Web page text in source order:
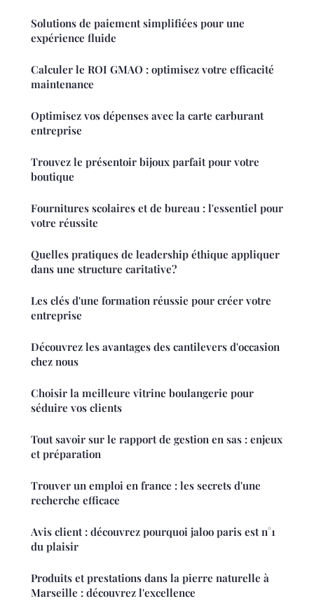
Solutions de paiement simplifiées pour une
expérience fluide
Calculer le ROI GMAO : optimisez votre efficacité
maintenance
Optimisez vos dépenses avec la carte carburant
entreprise
Trouvez le présentoir bijoux parfait pour votre
boutique
Fournitures scolaires et de bureau : l'essentiel pour
votre réussite
Quelles pratiques de leadership éthique appliquer
dans une structure caritative?
Les clés d'une formation réussie pour créer votre
entreprise
Découvrez les avantages des cantilevers d'occasion
chez nous
Choisir la meilleure vitrine boulangerie pour
séduire vos clients
Tout savoir sur le rapport de gestion en sas : enjeux
et préparation
Trouver un emploi en france : les secrets d'une
recherche efficace
Avis client : découvrez pourquoi jaloo paris est n°1
du plaisir
Produits et prestations dans la pierre naturelle à
Marseille : découvrez l'excellence